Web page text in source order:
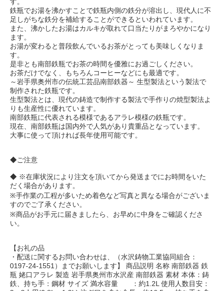
鉄瓶でお湯を沸かすことで鉄瓶内側の鉄分が溶出し、現代人に不
足しがちな鉄分を補給することができるといわれています。
また、沸かしたお湯はカルキが取れて口当たりがまろやかになり
ます。
お湯が変わると普段飲んでいるお茶がとっても美味しくなりま
す。
是非とも南部鉄瓶でお茶の時間を優雅にお過ごしください。
お茶だけでなく、もちろんコーヒーなどにも最適です。
～岩手県奥州市の伝統工芸品南部鉄器～ 生型製法という製法で
制作された鉄瓶です。
生型製法とは、現代の鋳造で制作する製法で手作りの焼型製法よ
りも生産性に優れています。
南部鉄瓶に代表される模様であるアラレ模様の鉄瓶です。
現在、南部鉄瓶は国内外で人気があり貴重品となっています。
大事に使って頂ければ長年使用可能です。
◆ご注意
◆ ※在庫状況により注文を頂いてから発送までにお時間をいた
だく場合があります。
※手作業の工程が多いため着色など写真と異なる場合がございま
すのでご了承ください。
※商品がお手元に届きましたら、お早めに中身をご確認くださ
い。
【お礼の品
・配送に関するお問い合わせは、（水沢鋳物工業協同組合：
0197-24-1551）までお願いします】 商品説明 名称 南部鉄器 鉄
瓶 姥口アラレ 製造 岩手県奥州市水沢産 南部鉄器 素材 本体：鋳
鉄、持ち手：鋼材 サイズ 満水容量 ：約1.2L 使用人数目安：